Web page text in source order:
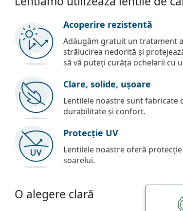
Acoperire rezistentă
Adăugăm gratuit un tratament
strălucirea nedorită și
să vă puteți curăța ochelarii cu
Clare, solide, ușoare
Lentilele noastre sunt fabricate
durabilitate și confort.
Protecție UV
Lentilele noastre oferă
soarelui.
O alegere clară